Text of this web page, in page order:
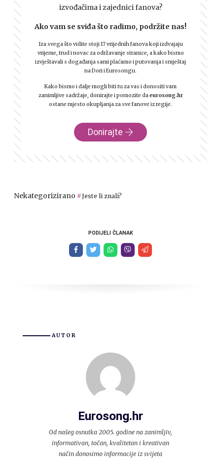
izvođačima i zajednici fanova?
Ako vam se sviđa što radimo, podržite nas!
Iza svega što vidite stoji 17 vrijednih fanova koji izdvajaju
vrijeme, trud i novac za održavanje stranice, a kako bismo
izvještavali s događanja sami plaćamo i putovanja i smještaj
na Dori i Eurosongu.
Kako bismo i dalje mogli biti tu za vas i donositi vam
zanimljive sadržaje, donirajte i pomozite daeurosong.hr
ostane mjesto okupljanja za sve fanove iz regije.
Donirajte
Nekategorizirano Jeste li znali?
PODIJELI ČLANAK
AUTOR
Eurosong.hr
Od našeg osnutka 2005. godine na zanimljiv,
informativan, točan, kvalitetan i kreativan
način donosimo informacije iz svijeta